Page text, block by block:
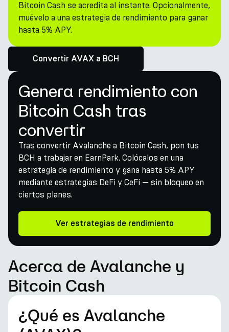
Bitcoin Cash se acredita al instante. Opcionalmente,
muévelo a una estrategia de rendimiento para ganar
hasta 5% APY.
Convertir AVAX a BCH
Genera rendimiento con
Bitcoin Cash tras
convertir
Tras convertir Avalanche a Bitcoin Cash, pon tus
BCH a trabajar en EarnPark. Colócalos en una
estrategia de rendimiento y gana hasta 5% APY
mediante estrategias DeFi y CeFi — sin bloqueo en
ciertos planes.
Ver estrategias de rendimiento
Acerca de Avalanche y
Bitcoin Cash
¿Qué es Avalanche